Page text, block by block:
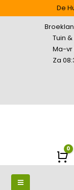
De
Tuin
Ma-vr
Za
0